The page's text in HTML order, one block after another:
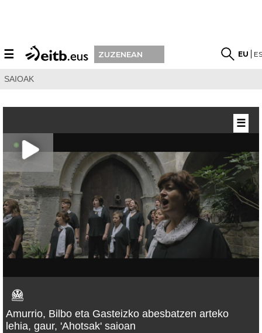
☰ ZUZENEAN EU
SAIOAK
Amurrio, Bilbo eta Gasteizko abesbatzen arteko
lehia, gaur, 'Ahotsak' saioan
☰